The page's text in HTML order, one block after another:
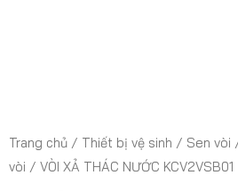
Trang chủ / Thiết bị vệ sinh / Sen vòi
vòi / VÒI XẢ THÁC NƯỚC KCV2VSB01